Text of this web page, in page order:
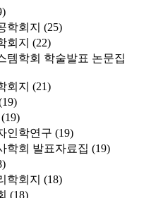
학회지 (25)
회지 (22)
템학회 학술발표 논문집
회지 (21)
(19)
인학연구 (19)
학회 발표자료집 (19)
학회지 (18)
(18)